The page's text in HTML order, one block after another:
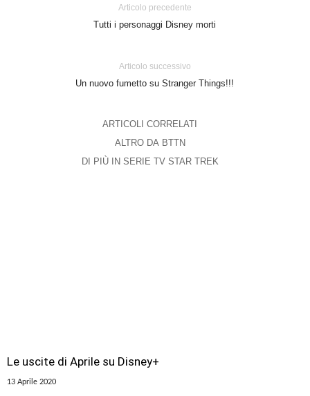
Articolo precedente
Tutti i personaggi Disney morti
Articolo successivo
Un nuovo fumetto su Stranger Things!!!
ARTICOLI CORRELATI
ALTRO DA BTTN
DI PIÙ IN SERIE TV STAR TREK
Le uscite di Aprile su Disney+
13 Aprile 2020